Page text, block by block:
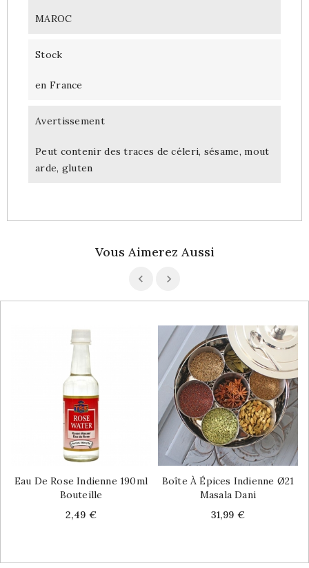
MAROC
Stock
en France
Avertissement
Peut contenir des traces de céleri, sésame, mout
arde, gluten
Vous Aimerez Aussi
Eau De Rose Indienne 190ml
Bouteille
Price
2,49 €
Boîte À Épices Indienne Ø21
Masala Dani
Price
31,99 €